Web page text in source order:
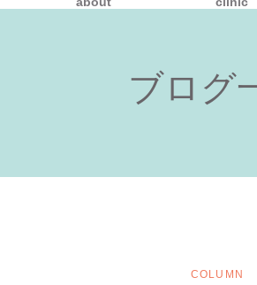
ブログ
COLUMN